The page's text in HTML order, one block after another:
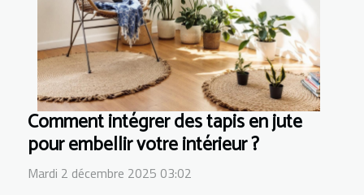
Comment intégrer des tapis en jute
pour embellir votre intérieur ?
Mardi 2 décembre 2025 03:02